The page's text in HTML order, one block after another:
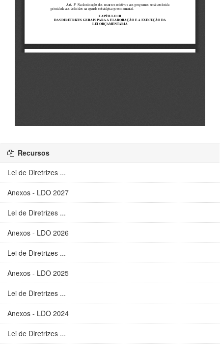
Recursos
Lei de Diretrizes ...
Anexos - LDO 2027
Lei de Diretrizes ...
Anexos - LDO 2026
Lei de Diretrizes ...
Anexos - LDO 2025
Lei de Diretrizes ...
Anexos - LDO 2024
Lei de Diretrizes ...